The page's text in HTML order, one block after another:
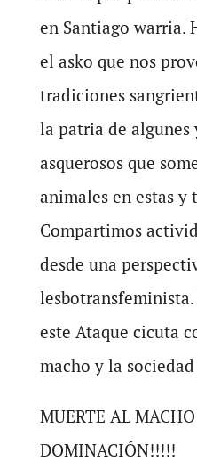
en Santiago warria.
el asko que nos
tradiciones
la patria de algunes
asquerosos que
animales en estas y
Compartimos
desde una
lesbotransfeminista.
este Ataque cicuta
macho y la
MUERTE AL
DOMINACIÓN!!!!!